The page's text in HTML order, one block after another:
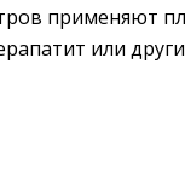
применяют
или